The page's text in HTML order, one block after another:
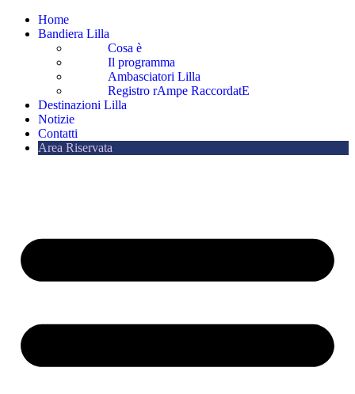
Home
Bandiera Lilla
Cosa è
Il programma
Ambasciatori Lilla
Registro rAmpe RaccordatE
Destinazioni Lilla
Notizie
Contatti
Area Riservata